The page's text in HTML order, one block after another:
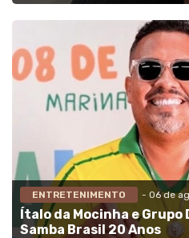
ENTRETENIMENTO - 06 de
Ítalo da Mocinha e
Samba Brasil 20 Anos